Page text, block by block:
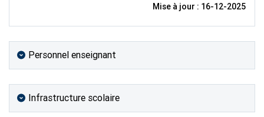
Mise à jour : 16-12-2025
Personnel enseignant
Infrastructure scolaire